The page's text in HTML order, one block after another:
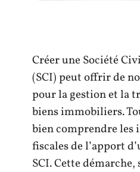
Créer une Société
(SCI) peut offrir de
pour la gestion et la
biens immobiliers.
bien comprendre
fiscales de l’apport
SCI. Cette